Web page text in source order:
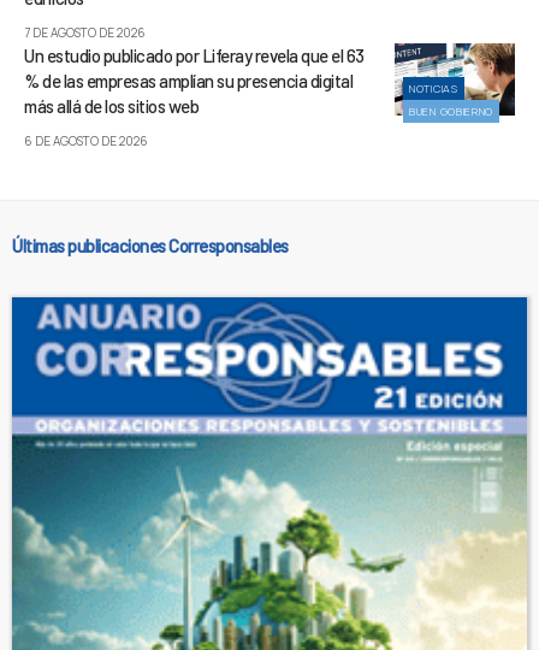
7 DE AGOSTO DE 2026
NOTICIAS
BUEN GOBIERNO
Un estudio publicado por Liferay revela que el 63
% de las empresas amplían su presencia digital
más allá de los sitios web
6 DE AGOSTO DE 2026
Últimas publicaciones Corresponsables